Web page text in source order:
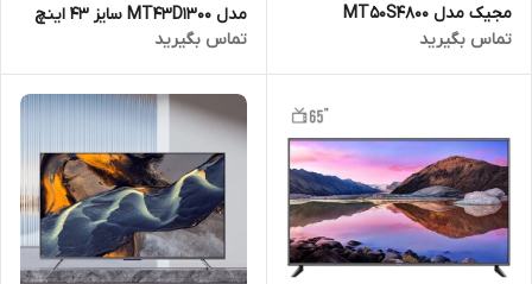
مجیک مدل MT50S4800
تماس بگیرید
مدل MT43D1300 سایز 43 اینچ
تماس بگیرید